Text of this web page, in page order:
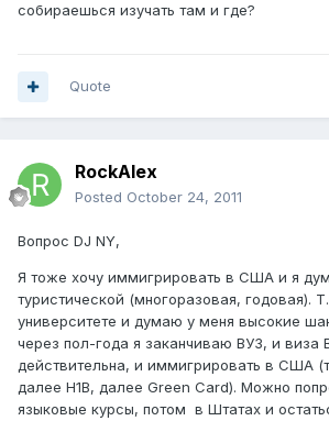
собираешься изучать там и где?
Quote
RockAlex
Posted October 24, 2011
Вопрос DJ NY,
Я тоже хочу иммигрировать в США и я
туристической (многоразовая, годовая).
университете и думаю у меня высокие
через пол-года я заканчиваю ВУЗ, и виза
действительна, и иммигрировать в США
далее H1B, далее Green Card). Можно
языковые курсы, потом в Штатах и